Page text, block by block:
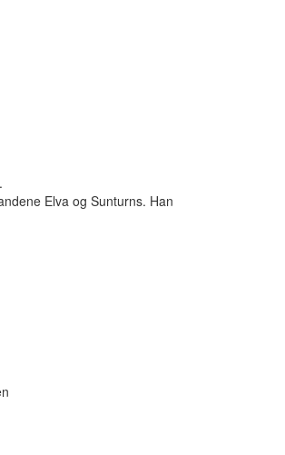
Elva og Sunturns. Han